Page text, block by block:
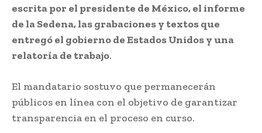
escrita por el presidente de México, el informe
de la Sedena, las grabaciones y textos que
entregó el gobierno de Estados Unidos y una
relatoría de trabajo.
El mandatario sostuvo que permanecerán
públicos en línea con el objetivo de garantizar
transparencia en el proceso en curso.